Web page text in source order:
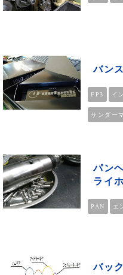
バン
FP3 イ
サンダー
パン
ライ
PAN エ
バッ